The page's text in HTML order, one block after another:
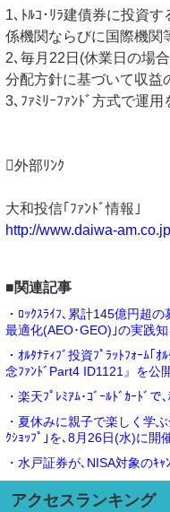
1､ﾄﾙｺ･ﾘﾗ建債券に投資
係機関ならびに国際機関
2､毎月22日(休業日の場
分配方針に基づいて収益
3､ﾌｧﾐﾘｰﾌｧﾝﾄﾞ方式で運用
外部ﾘﾝｸ
大和投信｢ﾌｧﾝﾄﾞ情報｣
http://www.daiwa-
■関連記事
・ﾛｯｸｽﾗｲﾌ､累計145億円超
最適化(AEO･GEO)｣の実践
・ｵﾙﾀﾅﾃｨﾌﾞ投資ﾌﾟﾗｯﾄﾌｫｰﾑ｢
念ﾌｧﾝﾄﾞPart4 ID1121』を公
・楽天ﾌﾟﾚﾐｱﾑ･ｺﾞｰﾙﾄﾞｶｰﾄﾞ
・夏休みに親子で楽しく学
ｸｼｮｯﾌﾟ｣を､8月26日(水)に開
・水戸証券が､NISA対象のｷｬ
アクセスランキング